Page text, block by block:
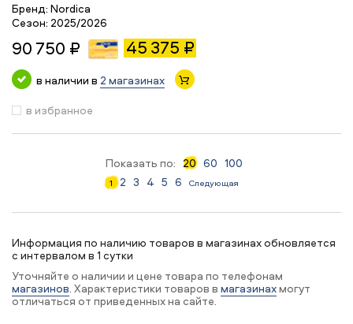
Бренд: Nordica
Сезон: 2025/2026
90 750 ₽ 45 375 ₽
в наличии в 2 магазинах
в избранное
Показать по: 20 60 100
1 2 3 4 5 6 Следующая
Информация по наличию товаров в магазинах обновляется
с интервалом в 1 сутки
Уточняйте о наличии и цене товара по телефонам
магазинов. Характеристики товаров в магазинахмогут
отличаться от приведенных на сайте.